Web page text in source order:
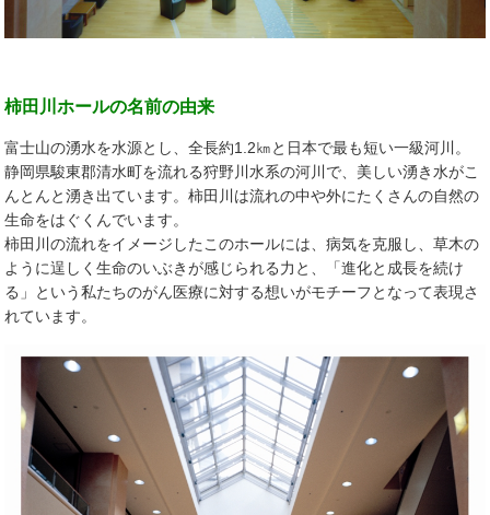
柿田川ホールの名前の由来
富士山の湧水を水源とし、全長約1.2㎞と日本で最も短い一級河川。
静岡県駿東郡清水町を流れる狩野川水系の河川で、美しい湧き水がこ
んとんと湧き出ています。柿田川は流れの中や外にたくさんの自然の
生命をはぐくんでいます。
柿田川の流れをイメージしたこのホールには、病気を克服し、草木の
ように逞しく生命のいぶきが感じられる力と、「進化と成長を続け
る」という私たちのがん医療に対する想いがモチーフとなって表現さ
れています。